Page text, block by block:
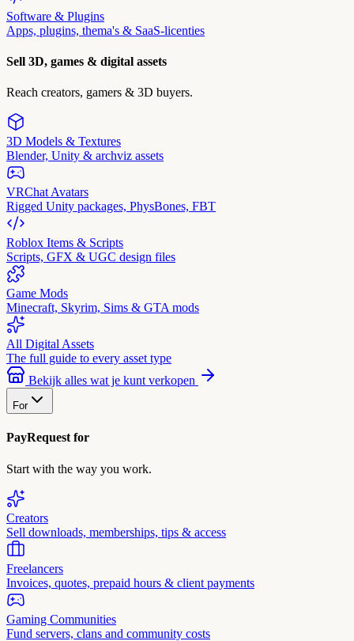
Software & Plugins
Apps, plugins, thema's & SaaS-licenties
Sell 3D, games & digital assets
Reach creators, gamers & 3D buyers.
3D Models & Textures
Blender, Unity & archviz assets
VRChat Avatars
Rigged Unity packages, PhysBones, FBT
Roblox Items & Scripts
Scripts, GFX & UGC design files
Game Mods
Minecraft, Skyrim, Sims & GTA mods
All Digital Assets
The full guide to every asset type
Bekijk alles wat je kunt verkopen
For
PayRequest for
Start with the way you work.
Creators
Sell downloads, memberships, tips & access
Freelancers
Invoices, quotes, prepaid hours & client payments
Gaming Communities
Fund servers, clans and community costs